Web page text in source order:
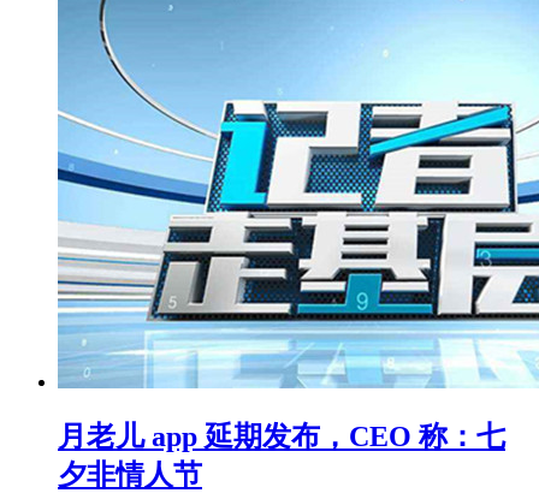
月老儿 app 延期发布，CEO 称：七
夕非情人节​